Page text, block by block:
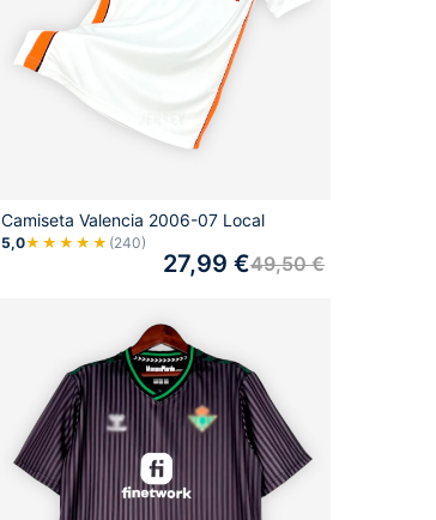
Camiseta Valencia 2006-07 Local
5,0★★★★★ (240)
49,50€
27,99 €